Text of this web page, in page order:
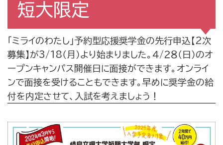
短大限定
「ミライのわたし」予約型応援奨学金の先行申込【2次
募集】が3/18（月）より始まりました。４/２８（日）のオ
ープンキャンパス開催日に面接ができます。オンライ
ンで面接を受けることもできます。早めに奨学金の給
付を内定させて、入試を考えましょう！